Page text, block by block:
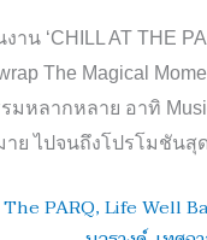
งาน ‘CHILL AT THE
The Magical
มหลากหลาย อาทิ
ย ไปจนถึงโปรโมชันสุ